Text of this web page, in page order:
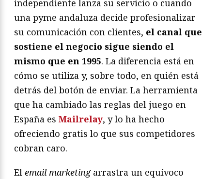
independiente lanza su servicio o cuando
una pyme andaluza decide profesionalizar
su comunicación con clientes, el canal que
sostiene el negocio sigue siendo el
mismo que en 1995. La diferencia está en
cómo se utiliza y, sobre todo, en quién está
detrás del botón de enviar. La herramienta
que ha cambiado las reglas del juego en
España es Mailrelay, y lo ha hecho
ofreciendo gratis lo que sus competidores
cobran caro.
El email marketingarrastra un equívoco